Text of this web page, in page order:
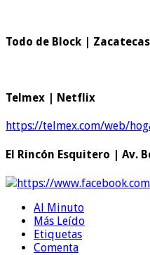
Todo de Block | Zacatecas
Telmex | Netflix
https://telmex.com/web/
El Rincón Esquitero | Av.
https://
Al Minuto
Más Leído
Etiquetas
Comenta